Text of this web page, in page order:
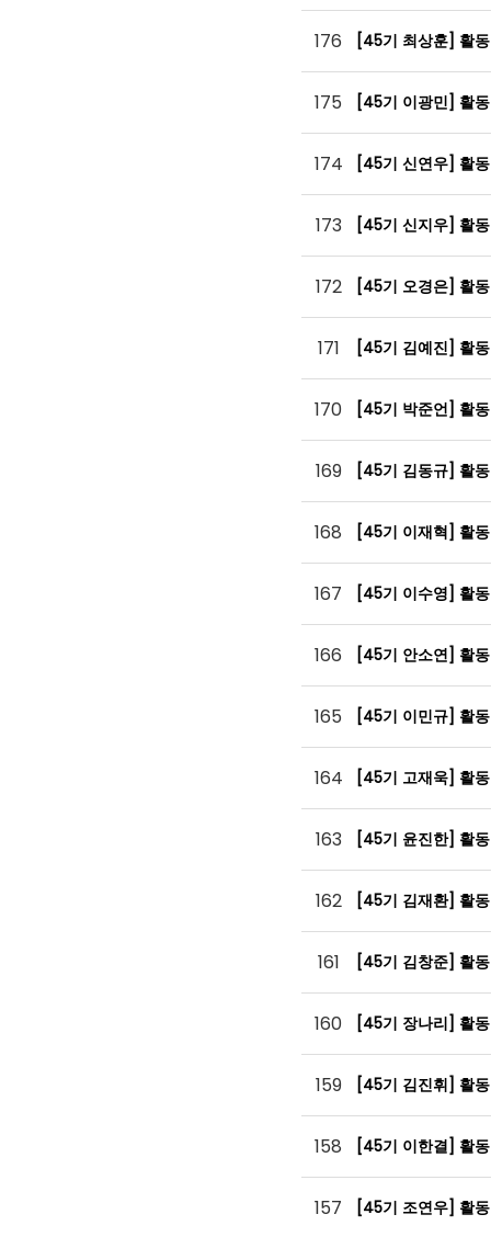
176 [45기 최상훈] 활
175 [45기 이광민] 활
174 [45기 신연우] 활
173 [45기 신지우] 활
172 [45기 오경은] 활
171 [45기 김예진] 활
170 [45기 박준언] 활
169 [45기 김동규] 활
168 [45기 이재혁] 활
167 [45기 이수영] 활
166 [45기 안소연] 활
165 [45기 이민규] 활
164 [45기 고재욱] 활
163 [45기 윤진한] 활
162 [45기 김재환] 활
161 [45기 김창준] 활
160 [45기 장나리] 활
159 [45기 김진휘] 활
158 [45기 이한결] 활
157 [45기 조연우] 활